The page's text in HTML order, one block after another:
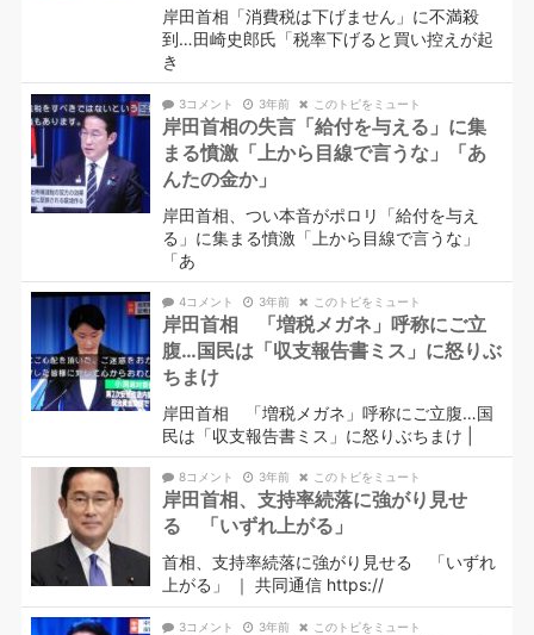
岸田首相「消費税は下げません」に不満殺
到…田崎史郎氏「税率下げると買い控えが起
き
3コメント 3年前 このトピをミュート
岸田首相の失言「給付を与える」に集
まる憤激「上から目線で言うな」「あ
んたの金か」
岸田首相、つい本音がポロリ「給付を与え
る」に集まる憤激「上から目線で言うな」
「あ
4コメント 3年前 このトピをミュート
岸田首相 「増税メガネ」呼称にご立
腹…国民は「収支報告書ミス」に怒りぶ
ちまけ
岸田首相 「増税メガネ」呼称にご立腹…国
民は「収支報告書ミス」に怒りぶちまけ |
8コメント 3年前 このトピをミュート
岸田首相、支持率続落に強がり見せ
る 「いずれ上がる」
首相、支持率続落に強がり見せる 「いずれ
上がる」 ｜ 共同通信 https://
3コメント 3年前 このトピをミュート